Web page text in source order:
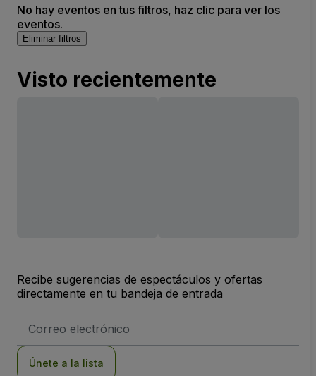
No hay eventos en tus filtros, haz clic para ver los
eventos.
Eliminar filtros
Visto recientemente
Recibe sugerencias de espectáculos y ofertas
directamente en tu bandeja de entrada
de
Únete a la lista